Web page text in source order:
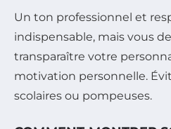
Un ton professionnel et
indispensable, mais vous
transparaître votre
motivation personnelle.
scolaires ou pompeuses.